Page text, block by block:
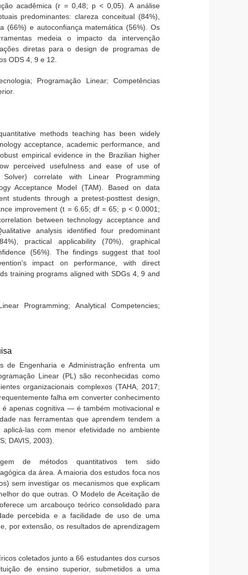
acadêmica (r = 0,48; p < 0,05). A análise
predominantes: clareza conceitual (84%),
(66%) e autoconfiança matemática (56%). Os
medeia o impacto da intervenção
diretas para o design de programas de
ODS 4, 9 e 12.
Programação Linear; Competências
methods teaching has been widely
acceptance, academic performance, and
empirical evidence in the Brazilian higher
perceived usefulness and ease of use of
correlate with Linear Programming
Acceptance Model (TAM). Based on data
students through a pretest-posttest design,
improvement (t = 6.65; df = 65; p < 0.0001;
between technology acceptance and
analysis identified four predominant
practical applicability (70%), graphical
(56%). The findings suggest that tool
impact on performance, with direct
training programs aligned with SDGs 4, 9 and
Programming; Analytical Competencies;
de Engenharia e Administração enfrenta um
Linear (PL) são reconhecidas como
organizacionais complexos (TAHA, 2017;
falha em converter conhecimento
apenas cognitiva — é também motivacional e
nas ferramentas que aprendem tendem a
las com menor efetividade no ambiente
DAVIS, 2003).
de métodos quantitativos tem sido
da área. A maioria dos estudos foca nos
sem investigar os mecanismos que explicam
do que outras. O Modelo de Aceitação de
um arcabouço teórico consolidado para
percebida e a facilidade de uso de uma
por extensão, os resultados de aprendizagem
coletados junto a 66 estudantes dos cursos
de ensino superior, submetidos a uma